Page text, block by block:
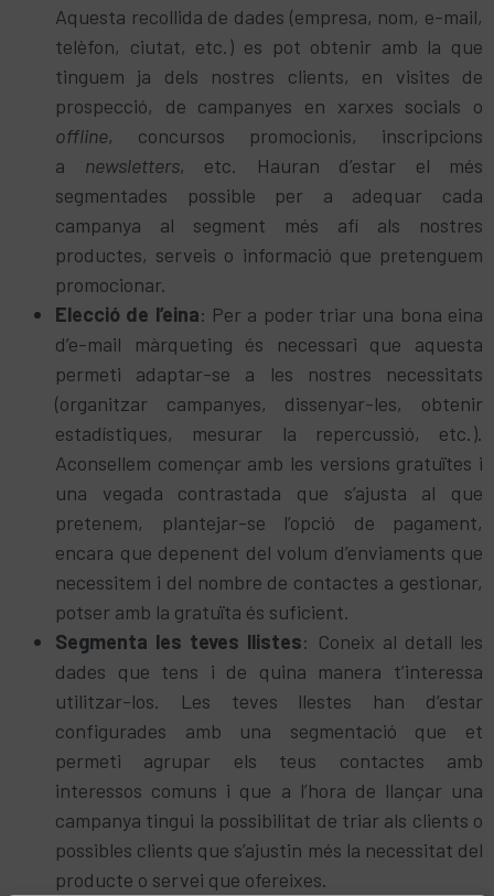
Aquesta recollida de dades (empresa, nom, e-mail,
telèfon, ciutat, etc.) es pot obtenir amb la que
tinguem ja dels nostres clients, en visites de
prospecció, de campanyes en xarxes socials o
offline, concursos promocionis, inscripcions
a newsletters, etc. Hauran d’estar el més
segmentades possible per a adequar cada
campanya al segment més afí als nostres
productes, serveis o informació que pretenguem
promocionar.
Elecció de l’eina: Per a poder triar una bona eina
d’e-mail màrqueting és necessari que aquesta
permeti adaptar-se a les nostres necessitats
(organitzar campanyes, dissenyar-les, obtenir
estadístiques, mesurar la repercussió, etc.).
Aconsellem començar amb les versions gratuïtes i
una vegada contrastada que s’ajusta al que
pretenem, plantejar-se l’opció de pagament,
encara que depenent del volum d’enviaments que
necessitem i del nombre de contactes a gestionar,
potser amb la gratuïta és suficient.
Segmenta les teves llistes: Coneix al detall les
dades que tens i de quina manera t’interessa
utilitzar-los. Les teves llestes han d’estar
configurades amb una segmentació que et
permeti agrupar els teus contactes amb
interessos comuns i que a l’hora de llançar una
campanya tingui la possibilitat de triar als clients o
possibles clients que s’ajustin més la necessitat del
producte o servei que ofereixes.